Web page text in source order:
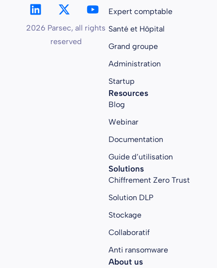
2026 Parsec, all rights
reserved
Expert comptable
Santé et Hôpital
Grand groupe
Administration
Startup
Resources
Blog
Webinar
Documentation
Guide d’utilisation
Solutions
Chiffrement Zero Trust
Solution DLP
Stockage
Collaboratif
Anti ransomware
About us